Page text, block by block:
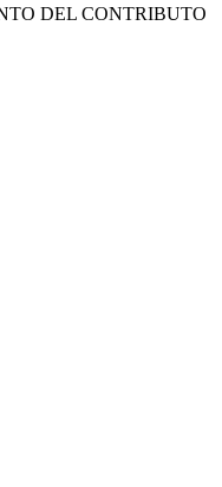
DEL CONTRIBUTO